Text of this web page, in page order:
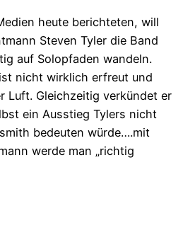
heute berichteten, will
Steven Tyler die Band
auf Solopfaden wandeln.
nicht wirklich erfreut und
Luft. Gleichzeitig verkündet er
ein Ausstieg Tylers nicht
bedeuten würde….mit
werde man „richtig